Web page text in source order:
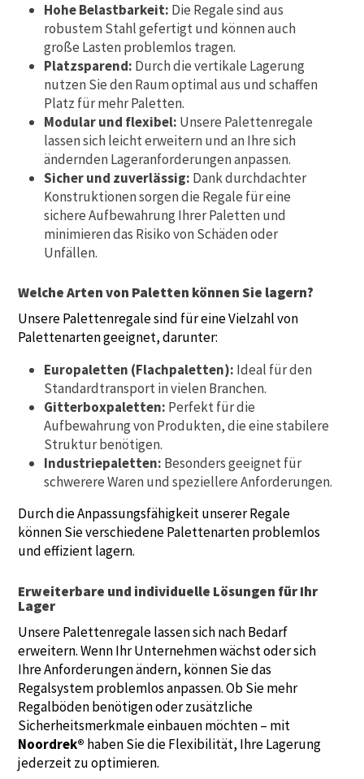
Hohe Belastbarkeit: Die Regale sind aus
robustem Stahl gefertigt und können auch
große Lasten problemlos tragen.
Platzsparend: Durch die vertikale Lagerung
nutzen Sie den Raum optimal aus und schaffen
Platz für mehr Paletten.
Modular und flexibel: Unsere Palettenregale
lassen sich leicht erweitern und an Ihre sich
ändernden Lageranforderungen anpassen.
Sicher und zuverlässig: Dank durchdachter
Konstruktionen sorgen die Regale für eine
sichere Aufbewahrung Ihrer Paletten und
minimieren das Risiko von Schäden oder
Unfällen.
Welche Arten von Paletten können Sie lagern?
Unsere Palettenregale sind für eine Vielzahl von
Palettenarten geeignet, darunter:
Europaletten (Flachpaletten): Ideal für den
Standardtransport in vielen Branchen.
Gitterboxpaletten: Perfekt für die
Aufbewahrung von Produkten, die eine stabilere
Struktur benötigen.
Industriepaletten: Besonders geeignet für
schwerere Waren und speziellere Anforderungen.
Durch die Anpassungsfähigkeit unserer Regale
können Sie verschiedene Palettenarten problemlos
und effizient lagern.
Erweiterbare und individuelle Lösungen für Ihr
Lager
Unsere Palettenregale lassen sich nach Bedarf
erweitern. Wenn Ihr Unternehmen wächst oder sich
Ihre Anforderungen ändern, können Sie das
Regalsystem problemlos anpassen. Ob Sie mehr
Regalböden benötigen oder zusätzliche
Sicherheitsmerkmale einbauen möchten – mit
Noordrek® haben Sie die Flexibilität, Ihre Lagerung
jederzeit zu optimieren.